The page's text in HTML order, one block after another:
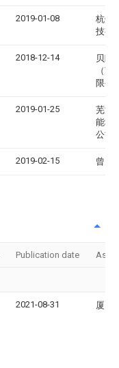
2019-01-08
杭州
技有
2018-12-14
贝朗
（苏
限公
2019-01-25
芜湖
能科
公司
2019-02-15 曾宪
Publication date
2021-08-31 厦门